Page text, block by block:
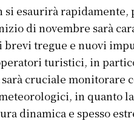
si esaurirà
di novembre sarà
brevi tregue e nuovi
turistici, in
cruciale monitorare
in quanto
dinamica e spesso